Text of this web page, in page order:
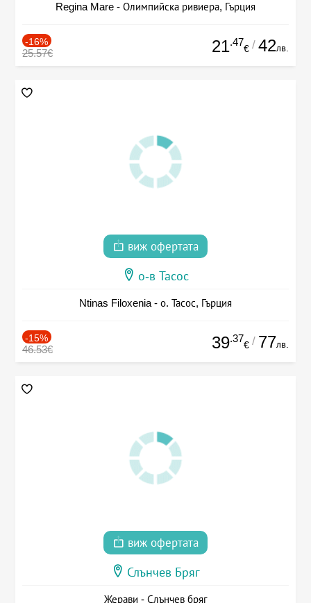
Regina Mare - Олимпийска ривиера, Гърция
-16%
25.57€ 21.47
€ / 42лв.
виж офертата
о-в Тасос
Ntinas Filoxenia - о. Тасос, Гърция
-15%
46.53€ 39.37
€ / 77лв.
виж офертата
Слънчев Бряг
Жерави - Слънчев бряг